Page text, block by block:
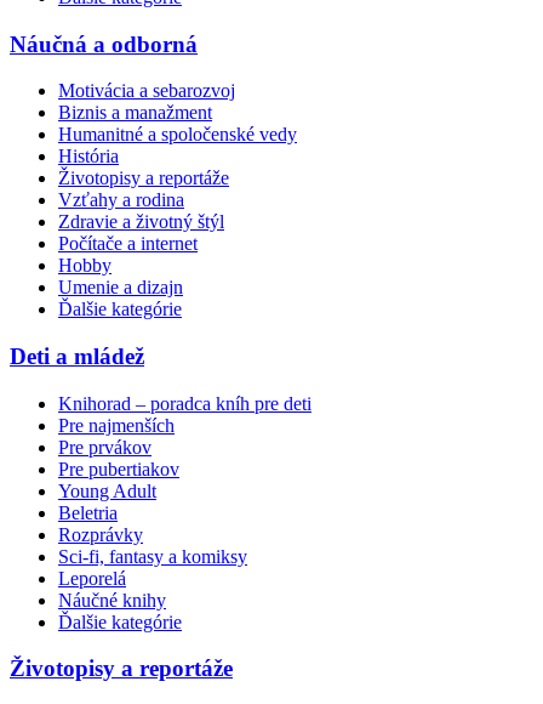
Náučná a odborná
Motivácia a sebarozvoj
Biznis a manažment
Humanitné a spoločenské vedy
História
Životopisy a reportáže
Vzťahy a rodina
Zdravie a životný štýl
Počítače a internet
Hobby
Umenie a dizajn
Ďalšie kategórie
Deti a mládež
Knihorad – poradca kníh pre deti
Pre najmenších
Pre prvákov
Pre pubertiakov
Young Adult
Beletria
Rozprávky
Sci-fi, fantasy a komiksy
Leporelá
Náučné knihy
Ďalšie kategórie
Životopisy a reportáže